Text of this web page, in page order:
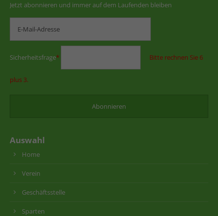
Jetzt abonnieren und immer auf dem Laufenden bleiben
Sicherheitsfrage* Bitte rechnen Sie 6
plus 3.
Auswahl
Home
Verein
Geschäftsstelle
Sparten